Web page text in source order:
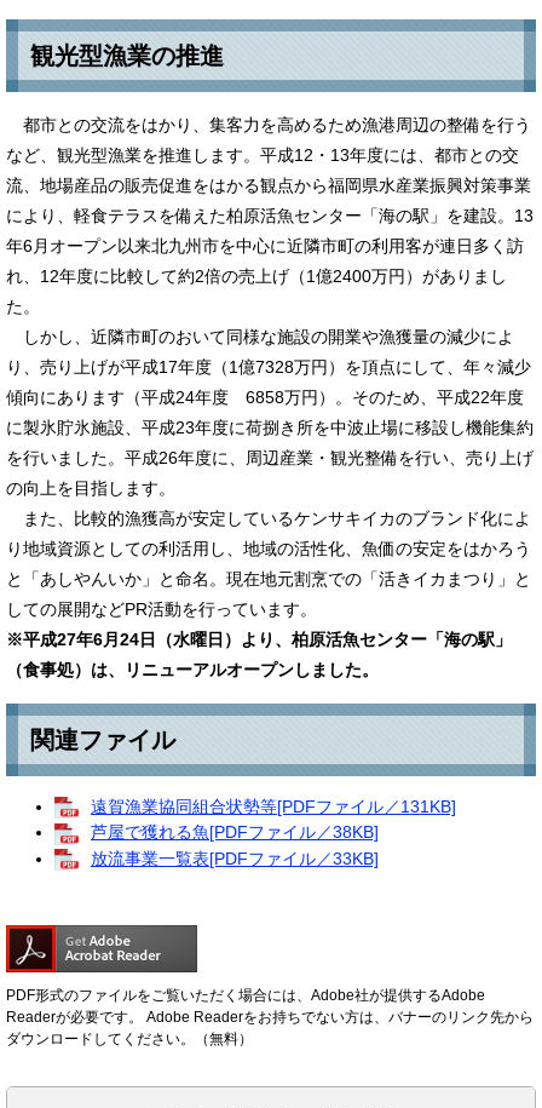
観光型漁業の推進
都市との交流をはかり、集客力を高めるため漁港周辺の整備を行う
など、観光型漁業を推進します。平成12・13年度には、都市との交
流、地場産品の販売促進をはかる観点から福岡県水産業振興対策事業
により、軽食テラスを備えた柏原活魚センター「海の駅」を建設。13
年6月オープン以来北九州市を中心に近隣市町の利用客が連日多く訪
れ、12年度に比較して約2倍の売上げ（1億2400万円）がありまし
た。
しかし、近隣市町のおいて同様な施設の開業や漁獲量の減少によ
り、売り上げが平成17年度（1億7328万円）を頂点にして、年々減少
傾向にあります（平成24年度 6858万円）。そのため、平成22年度
に製氷貯氷施設、平成23年度に荷捌き所を中波止場に移設し機能集約
を行いました。平成26年度に、周辺産業・観光整備を行い、売り上げ
の向上を目指します。
また、比較的漁獲高が安定しているケンサキイカのブランド化によ
り地域資源としての利活用し、地域の活性化、魚価の安定をはかろう
と「あしやんいか」と命名。現在地元割烹での「活きイカまつり」と
しての展開などPR活動を行っています。
※平成27年6月24日（水曜日）より、柏原活魚センター「海の駅」
（食事処）は、リニューアルオープンしました。
関連ファイル
遠賀漁業協同組合状勢等[PDFファイル／131KB]
芦屋で獲れる魚[PDFファイル／38KB]
放流事業一覧表[PDFファイル／33KB]
PDF形式のファイルをご覧いただく場合には、Adobe社が提供するAdobe
Readerが必要です。
Adobe Readerをお持ちでない方は、バナーのリンク先から
ダウンロードしてください。（無料）